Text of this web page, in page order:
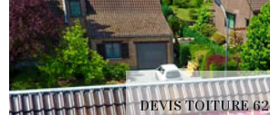
DEVIS TOITURE 62